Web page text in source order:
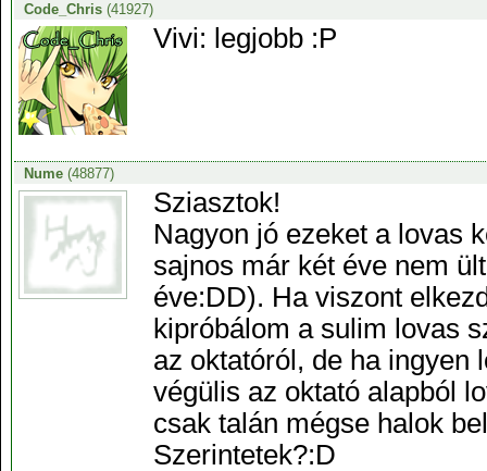
Code_Chris(41927)
Vivi: legjobb :P
Nume(48877)
Sziasztok!
Nagyon jó ezeket a lovas
sajnos már két éve nem
éve:DD). Ha viszont
kipróbálom a sulim lovas
az oktatóról, de ha ingyen
végülis az oktató alapból
csak talán mégse halok
Szerintetek?:D